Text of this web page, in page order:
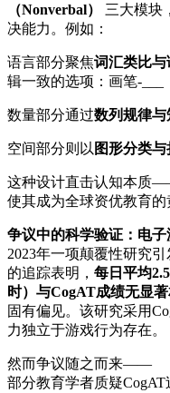
（Nonverbal）
三大模块
决能力。例如：
语言部分聚焦词汇类比与
辑一致的选项：画笔-___
数量部分通过数列规律与
空间部分则以 图形分类
这种设计直击认知本质
使其成为全球资优教育的
争议中的科学验证：电
2023年一项颠覆性研究
的追踪表明， 每日平均
时）与CogAT成绩无显
固有偏见。该研究采用
力独立于游戏行为存在。
然而争议随之而来——
部分教育学者质疑